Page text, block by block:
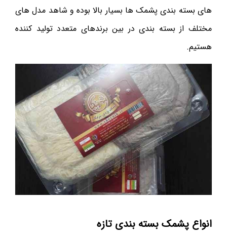
های بسته بندی پشمک ها بسیار بالا بوده و شاهد مدل های
مختلف از بسته بندی در بین برندهای متعدد تولید کننده
هستیم.
انواع پشمک بسته بندی تازه